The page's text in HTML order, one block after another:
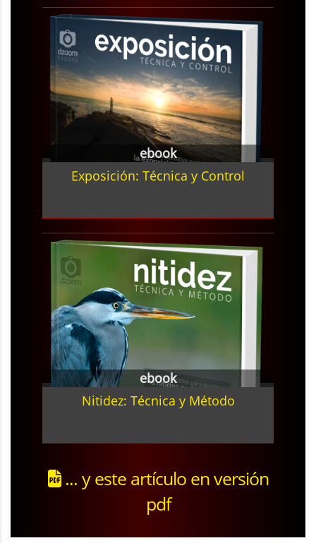
ebook
Exposición: Técnica y Control
ebook
Nitidez: Técnica y Método
... y este artículo en versión
pdf